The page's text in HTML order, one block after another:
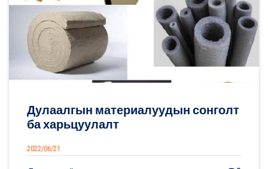
Дулаалгын материалуудын сонголт
ба харьцуулалт
2022/06/21